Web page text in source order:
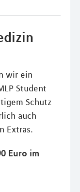
wir ein
Student
Schutz
auch
Extras.
Euro im